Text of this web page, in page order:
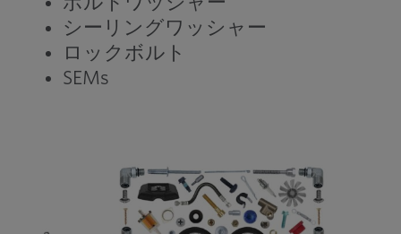
シーリングワッシャー
ロックボルト
SEMs